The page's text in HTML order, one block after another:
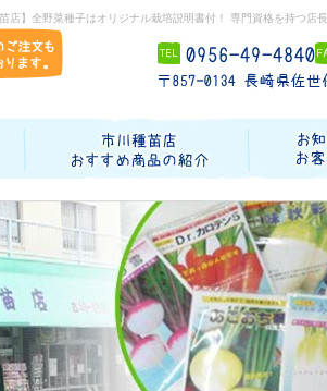
店】全野菜種子はオリジナル栽培説明書付！ 専門資格を持つ店